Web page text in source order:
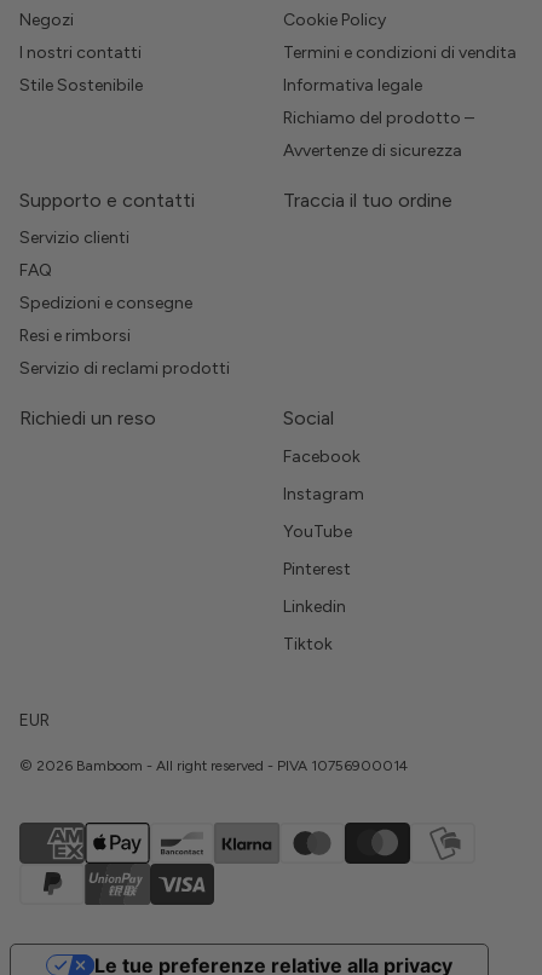
Negozi
I nostri contatti
Stile Sostenibile
Cookie Policy
Termini e condizioni di vendita
Informativa legale
Richiamo del prodotto –
Avvertenze di sicurezza
Supporto e contatti
Servizio clienti
FAQ
Spedizioni e consegne
Resi e rimborsi
Servizio di reclami prodotti
Traccia il tuo ordine
Richiedi un reso Social
Facebook
Instagram
YouTube
Pinterest
Linkedin
Tiktok
EUR
© 2026 Bamboom - All right reserved - PIVA 10756900014
Le tue preferenze relative alla privacy